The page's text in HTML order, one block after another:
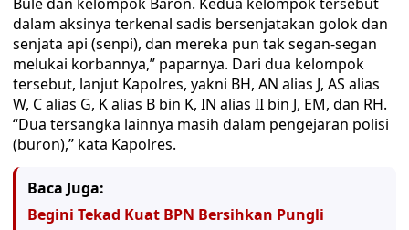
dalam aksinya terkenal sadis bersenjatakan golok dan
senjata api (senpi), dan mereka pun tak segan-segan
melukai korbannya,” paparnya. Dari dua kelompok
tersebut, lanjut Kapolres, yakni BH, AN alias J, AS alias
W, C alias G, K alias B bin K, IN alias II bin J, EM, dan RH.
“Dua tersangka lainnya masih dalam pengejaran polisi
(buron),” kata Kapolres.
Baca Juga:
Begini Tekad Kuat BPN Bersihkan Pungli